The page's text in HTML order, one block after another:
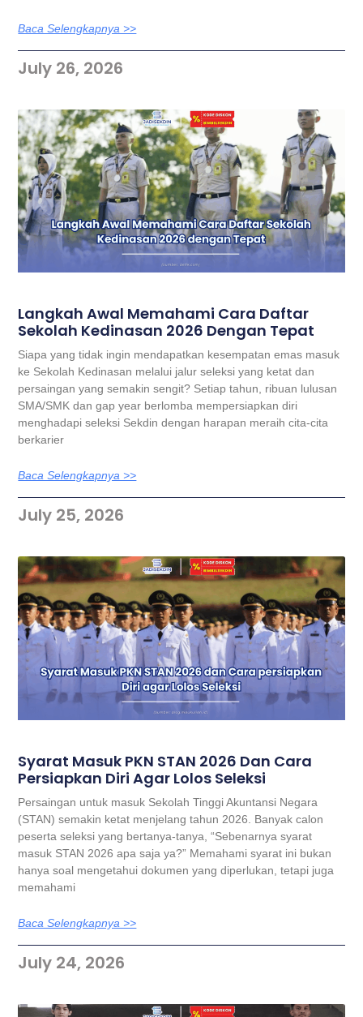
Baca Selengkapnya >>
July 26, 2026
Langkah Awal Memahami Cara Daftar
Sekolah Kedinasan 2026 Dengan Tepat
Siapa yang tidak ingin mendapatkan kesempatan emas masuk
ke Sekolah Kedinasan melalui jalur seleksi yang ketat dan
persaingan yang semakin sengit? Setiap tahun, ribuan lulusan
SMA/SMK dan gap year berlomba mempersiapkan diri
menghadapi seleksi Sekdin dengan harapan meraih cita-cita
berkarier
Baca Selengkapnya >>
July 25, 2026
Syarat Masuk PKN STAN 2026 Dan Cara
Persiapkan Diri Agar Lolos Seleksi
Persaingan untuk masuk Sekolah Tinggi Akuntansi Negara
(STAN) semakin ketat menjelang tahun 2026. Banyak calon
peserta seleksi yang bertanya-tanya, “Sebenarnya syarat
masuk STAN 2026 apa saja ya?” Memahami syarat ini bukan
hanya soal mengetahui dokumen yang diperlukan, tetapi juga
memahami
Baca Selengkapnya >>
July 24, 2026